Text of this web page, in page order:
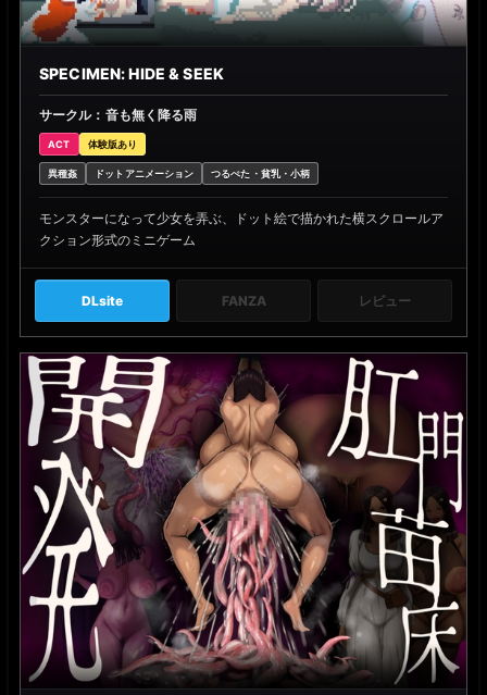
SPECIMEN: HIDE & SEEK
サークル：音も無く降る雨
ACT 体験版あり
異種姦 ドットアニメーション つるぺた・貧乳・小柄
モンスターになって少女を弄ぶ、ドット絵で描かれた横スクロールア
クション形式のミニゲーム
DLsite FANZA レビュー